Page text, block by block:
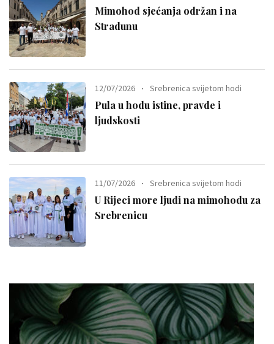
Mimohod sjećanja održan i na
Stradunu
12/07/2026 Srebrenica svijetom hodi
Pula u hodu istine, pravde i
ljudskosti
11/07/2026 Srebrenica svijetom hodi
U Rijeci more ljudi na mimohodu za
Srebrenicu